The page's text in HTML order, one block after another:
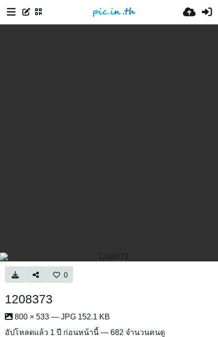
0
1208373
800 × 533 — JPG 152.1 KB
อัปโหลดแล้ว 1 ปี ก่อนหน้านี้ — 682 จำนวนคนดู